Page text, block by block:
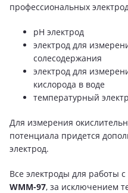
профессиональных
pH электрод
электрод для
солесодержания
электрод для
кислорода в воде
температурный
Для измерения
потенциала придется
электрод.
Все электроды для работы
WMM-97, за исключением